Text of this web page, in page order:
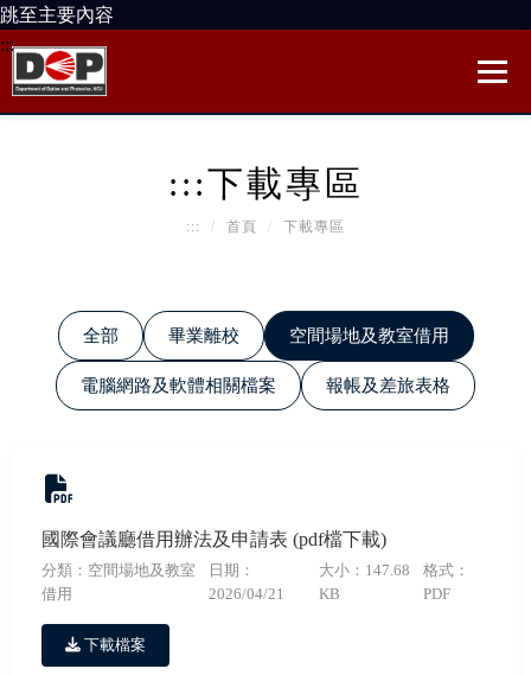
跳至主要內容
:::
:::下載專區
::: 首頁 下載專區
全部 畢業離校 空間場地及教室借用
電腦網路及軟體相關檔案 報帳及差旅表格
國際會議廳借用辦法及申請表 (pdf檔下載)
分類：空間場地及教室
借用
日期：
2026/04/21
大小：147.68
KB
格式：
PDF
下載檔案